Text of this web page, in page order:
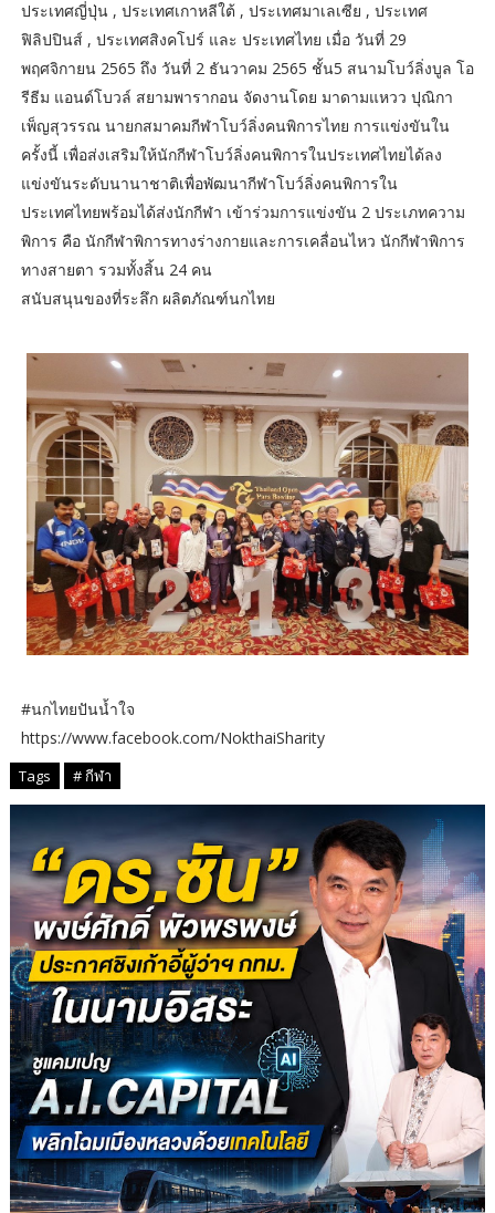
ประเทศญี่ปุ่น , ประเทศเกาหลีใต้ , ประเทศมาเลเซีย , ประเทศ
ฟิลิปปินส์ , ประเทศสิงคโปร์ และ ประเทศไทย เมื่อ วันที่ 29
พฤศจิกายน 2565 ถึง วันที่ 2 ธันวาคม 2565 ชั้น5 สนามโบว์ลิ่งบูล โอ
รีธีม แอนด์โบวล์ สยามพารากอน จัดงานโดย มาดามแหวว ปุณิกา
เพ็ญสุวรรณ นายกสมาคมกีฬาโบว์ลิ่งคนพิการไทย การแข่งขันใน
ครั้งนี้ เพื่อส่งเสริมให้นักกีฬาโบว์ลิ่งคนพิการในประเทศไทยได้ลง
แข่งขันระดับนานาชาติเพื่อพัฒนากีฬาโบว์ลิ่งคนพิการใน
ประเทศไทยพร้อมได้ส่งนักกีฬา เข้าร่วมการแข่งขัน 2 ประเภทความ
พิการ คือ นักกีฬาพิการทางร่างกายและการเคลื่อนไหว นักกีฬาพิการ
ทางสายตา รวมทั้งสิ้น 24 คน
สนับสนุนของที่ระลึก ผลิตภัณฑ์นกไทย
#นกไทยปันน้ำใจ
https://www.facebook.com/NokthaiSharity
Tags # กีฬา